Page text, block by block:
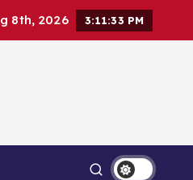
8th, 2026 3:11:34 PM